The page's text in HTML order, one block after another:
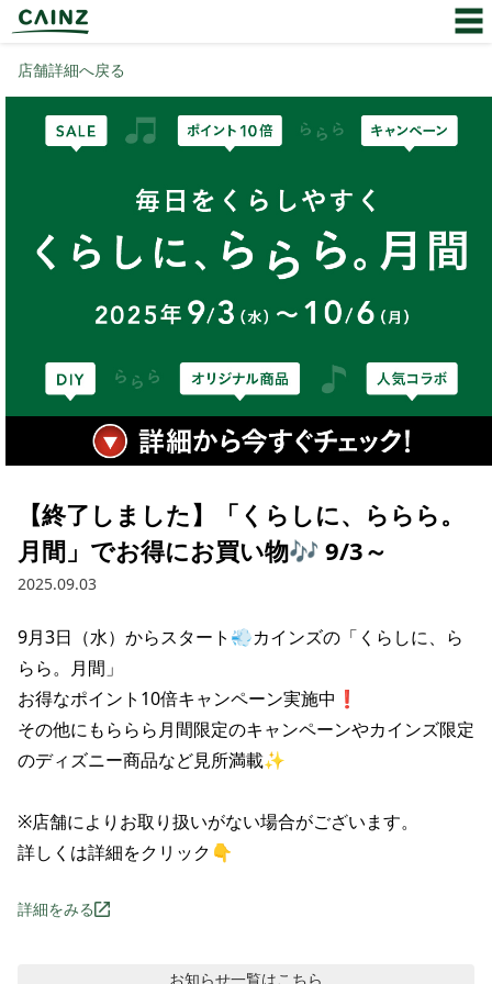
店舗詳細へ戻る
【終了しました】「くらしに、ららら。
月間」でお得にお買い物🎶 9/3～
2025.09.03
9月3日（水）からスタート💨カインズの「くらしに、ら
らら。月間」
お得なポイント10倍キャンペーン実施中❗
その他にもららら月間限定のキャンペーンやカインズ限定
のディズニー商品など見所満載✨
※店舗によりお取り扱いがない場合がございます。
詳しくは詳細をクリック👇
詳細をみる
お知らせ一覧はこちら